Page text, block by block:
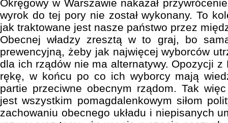
Okręgowy w Warszawie nakazał
wyrok do tej pory nie został wykonany. To
jak traktowane jest nasze państwo przez
Obecnej władzy zresztą w to graj, bo
prewencyjną, żeby jak najwięcej wyborców
dla ich rządów nie ma alternatywy. Opozycji
rękę, w końcu po co ich wyborcy mają
partie przeciwne obecnym rządom. Tak
jest wszystkim pomagdalenkowym siłom
zachowaniu obecnego układu i niepisanych